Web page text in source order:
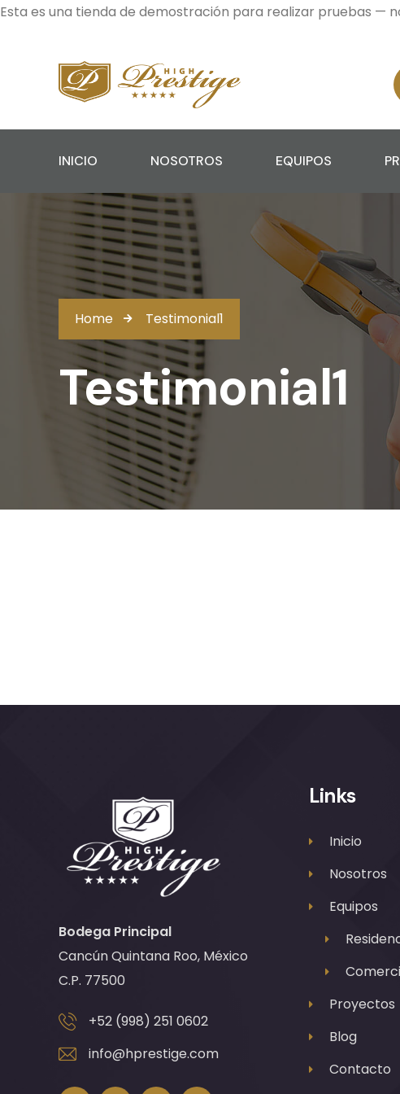
Esta es una tienda de demostración para realizar pruebas —
INICIO NOSOTROS EQUIPOS
Home Testimonial1
Testimonial1
Bodega Principal
Cancún Quintana Roo, México
C.P. 77500
+52 (998) 251 0602
info@hprestige.com
Links
Inicio
Nosotros
Equipos
Proyectos
Blog
Contacto